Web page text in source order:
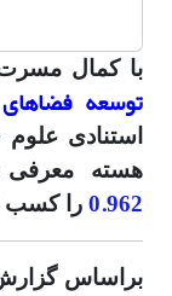
با کمال
توسعه
استنادی
هسته
معرفی
0.962 را کسب
براساس گزارش